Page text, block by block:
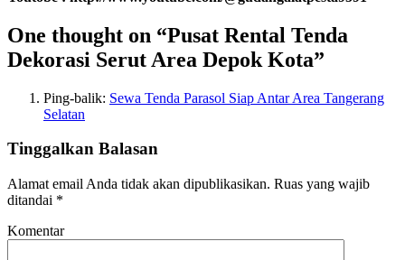
One thought on “Pusat Rental Tenda
Dekorasi Serut Area Depok Kota”
Ping-balik: Sewa Tenda Parasol Siap Antar Area Tangerang
Selatan
Tinggalkan Balasan
Alamat email Anda tidak akan dipublikasikan. Ruas yang wajib
ditandai *
Komentar